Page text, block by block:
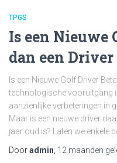
TPGS
Is een Nieuwe
dan een Driver
Is een Nieuwe Golf Driver
technologische vooruitgang
aanzienlijke verbeteringen in
Maar is een nieuwe driver
jaar oud is? Laten we enkele
Dooradmin 12 maanden